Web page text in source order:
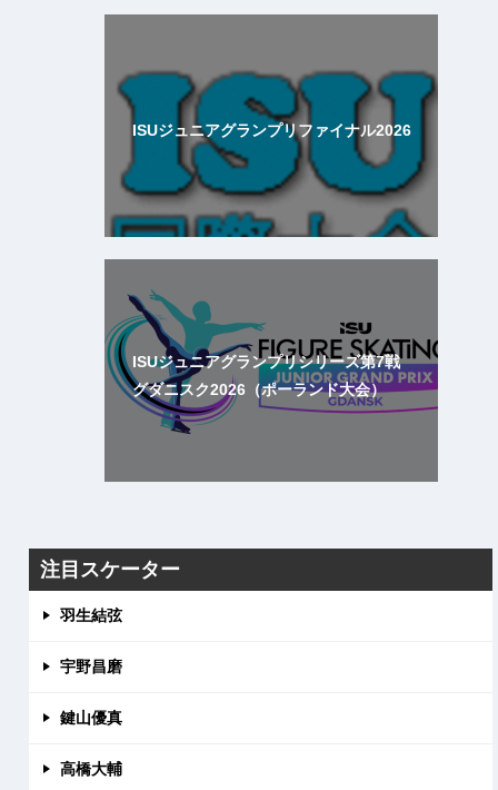
ISUジュニアグランプリファイナル2026
ISUジュニアグランプリシリーズ第7戦
グダニスク2026（ポーランド大会）
注目スケーター
羽生結弦
宇野昌磨
鍵山優真
高橋大輔